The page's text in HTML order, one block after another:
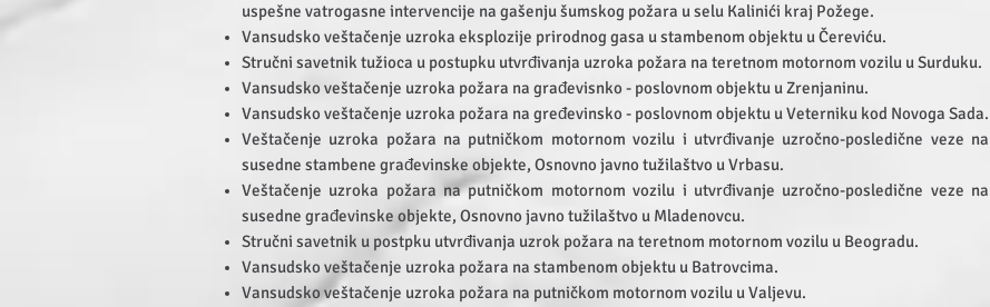
uspešne vatrogasne intervencije na gašenju šumskog požara u selu Kalinići kraj Požege.
Vansudsko veštačenje uzroka eksplozije prirodnog gasa u stambenom objektu u Čereviću.
Stručni savetnik tužioca u postupku utvrđivanja uzroka požara na teretnom motornom vozilu u Surduku.
Vansudsko veštačenje uzroka požara na građevisnko - poslovnom objektu u Zrenjaninu.
Vansudsko veštačenje uzroka požara na gređevinsko - poslovnom objektu u Veterniku kod Novoga Sada.
Veštačenje uzroka požara na putničkom motornom vozilu i utvrđivanje uzročno-posledične veze na
susedne stambene građevinske objekte, Osnovno javno tužilaštvo u Vrbasu.
Veštačenje uzroka požara na putničkom motornom vozilu i utvrđivanje uzročno-posledične veze na
susedne građevinske objekte, Osnovno javno tužilaštvo u Mladenovcu.
Stručni savetnik u postpku utvrđivanja uzrok požara na teretnom motornom vozilu u Beogradu.
Vansudsko veštačenje uzroka požara na stambenom objektu u Batrovcima.
Vansudsko veštačenje uzroka požara na putničkom motornom vozilu u Valjevu.